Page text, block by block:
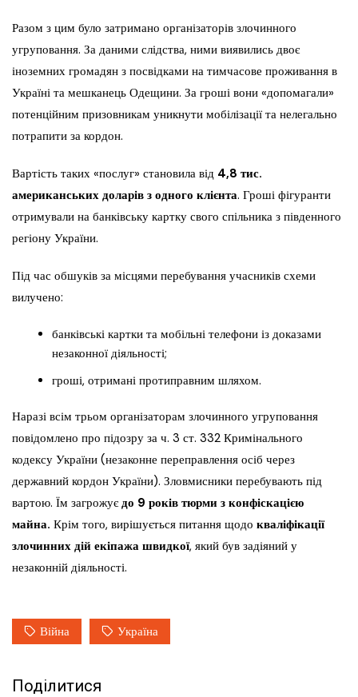
Разом з цим було затримано організаторів злочинного
угруповання. За даними слідства, ними виявились двоє
іноземних громадян з посвідками на тимчасове проживання в
Україні та мешканець Одещини. За гроші вони «допомагали»
потенційним призовникам уникнути мобілізації та нелегально
потрапити за кордон.
Вартість таких «послуг» становила від 4,8 тис.
американських доларів з одного клієнта. Гроші фігуранти
отримували на банківську картку свого спільника з південного
регіону України.
Під час обшуків за місцями перебування учасників схеми
вилучено:
банківські картки та мобільні телефони із доказами
незаконної діяльності;
гроші, отримані протиправним шляхом.
Наразі всім трьом організаторам злочинного угруповання
повідомлено про підозру за ч. 3 ст. 332 Кримінального
кодексу України (незаконне переправлення осіб через
державний кордон України). Зловмисники перебувають під
вартою. Їм загрожуєдо 9 років тюрми з конфіскацією
майна. Крім того, вирішується питання щодо кваліфікації
злочинних дій екіпажа швидкої, який був задіяний у
незаконній діяльності.
Війна Україна
Поділитися